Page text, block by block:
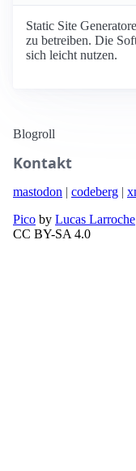
Static Site
zu betreiben. Die
sich leicht nutzen.
Blogroll
Kontakt
mastodon | codeberg |
Pico by Lucas Larroche
CC BY-SA 4.0